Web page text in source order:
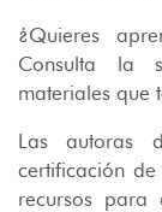
¿Quieres
Consulta la
materiales que
Las autoras
certificación
recursos para